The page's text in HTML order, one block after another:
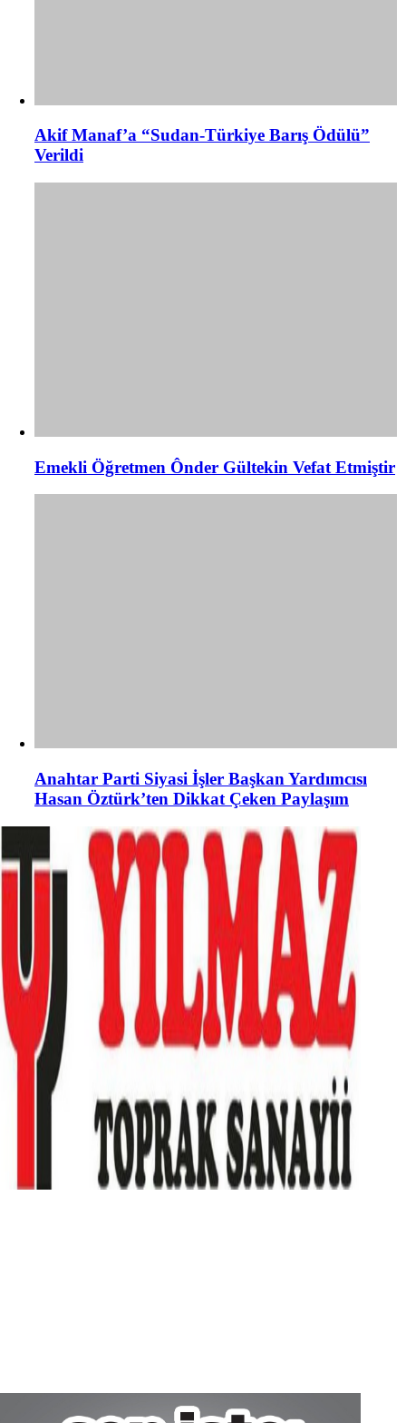
Akif Manaf’a “Sudan-Türkiye Barış Ödülü”
Verildi
Emekli Öğretmen Ônder Gültekin Vefat Etmiştir
Anahtar Parti Siyasi İşler Başkan Yardımcısı
Hasan Öztürk’ten Dikkat Çeken Paylaşım